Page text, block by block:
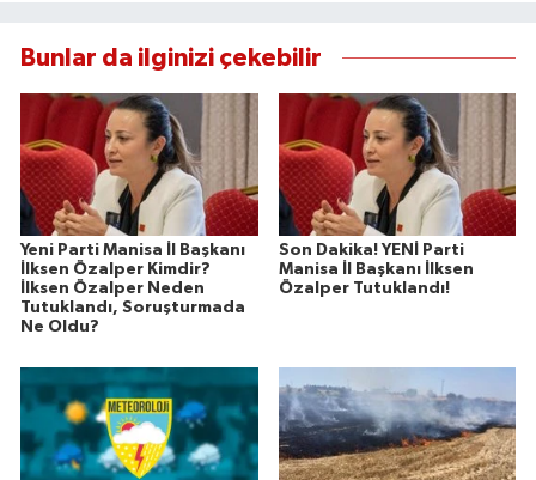
Bunlar da ilginizi çekebilir
Yeni Parti Manisa İl Başkanı
İlksen Özalper Kimdir?
İlksen Özalper Neden
Tutuklandı, Soruşturmada
Ne Oldu?
Son Dakika! YENİ Parti
Manisa İl Başkanı İlksen
Özalper Tutuklandı!